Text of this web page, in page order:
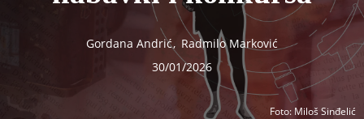
Foto: Miloš Sinđelić
Gordana Andrić, Radmilo Marković
30/01/2026